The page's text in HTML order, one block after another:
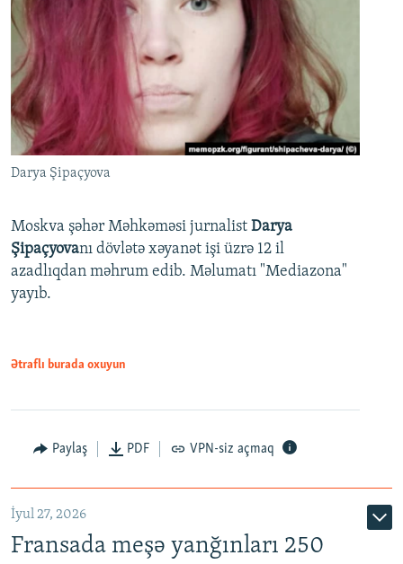
Darya Şipaçyova
Moskva şəhər Məhkəməsi jurnalist Darya
Şipaçyovanı dövlətə xəyanət işi üzrə 12 il
azadlıqdan məhrum edib. Məlumatı "Mediazona"
yayıb.
Ətraflı burada oxuyun
Paylaş PDF VPN-siz açmaq
İyul 27, 2026
Fransada meşə yanğınları 250